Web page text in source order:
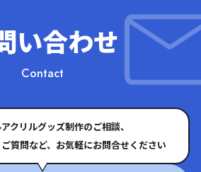
い合わせ
Contact
クリルグッズ制作のご相談、
質問など、お気軽にお問合せください